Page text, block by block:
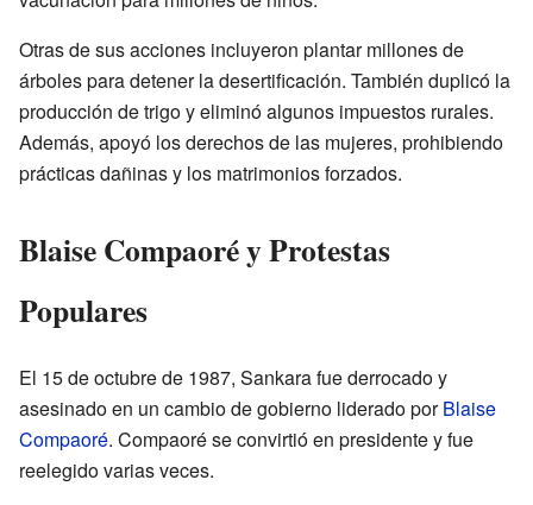
Otras de sus acciones incluyeron plantar millones de
árboles para detener la desertificación. También duplicó la
producción de trigo y eliminó algunos impuestos rurales.
Además, apoyó los derechos de las mujeres, prohibiendo
prácticas dañinas y los matrimonios forzados.
Blaise Compaoré y Protestas
Populares
El 15 de octubre de 1987, Sankara fue derrocado y
asesinado en un cambio de gobierno liderado porBlaise
Compaoré. Compaoré se convirtió en presidente y fue
reelegido varias veces.